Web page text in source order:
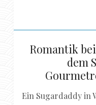
Romantik
dem
Ein Sugardaddy in